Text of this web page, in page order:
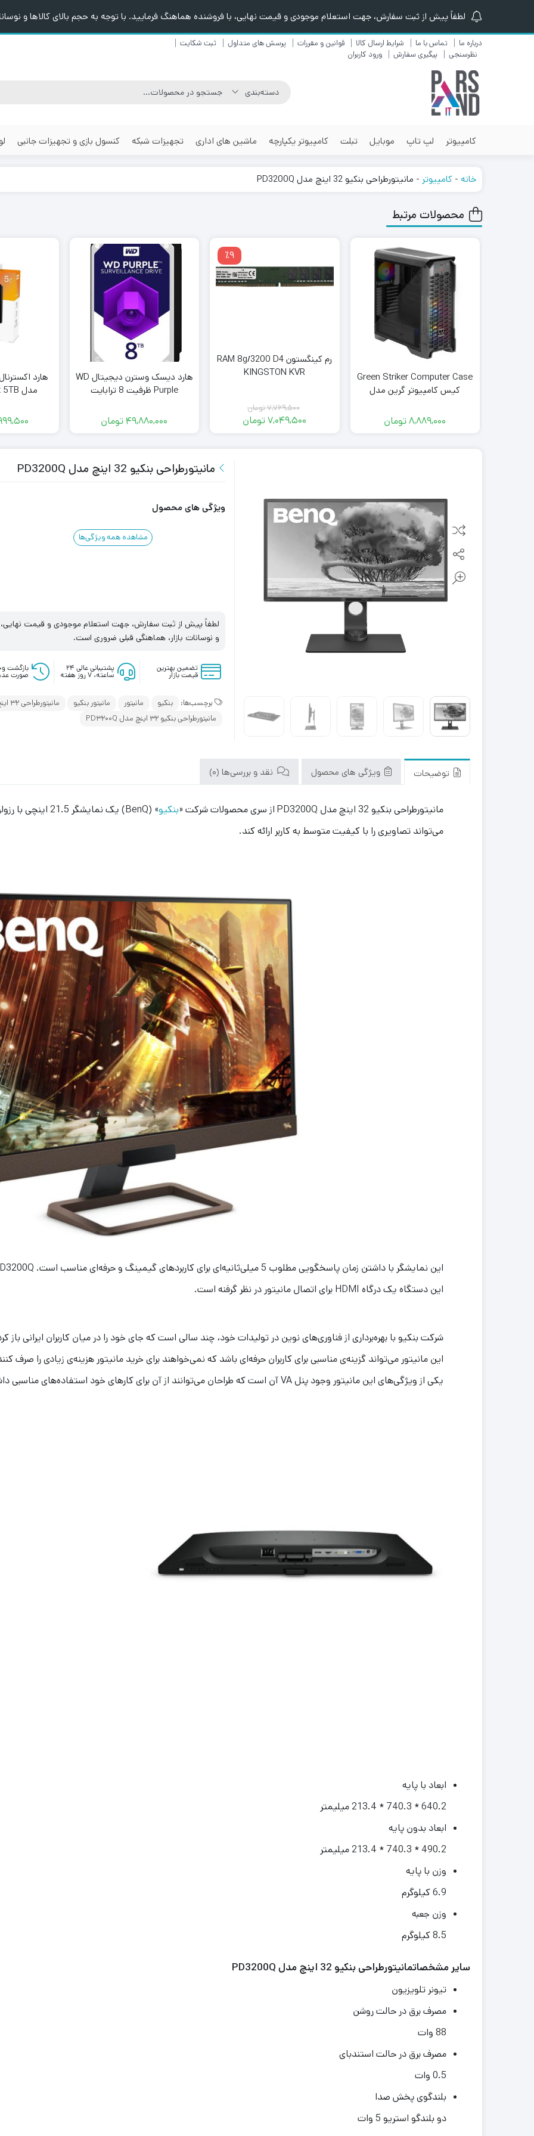
لطفاً پیش از ثبت سفارش، جهت استعلام موجودی و قیمت نهایی، با فروشنده هماهنگ فرمایید. با توجه به حجم بالای کالاها و
درباره ما تماس با ما شرایط ارسال کالا قوانین و مقررات پرسش های متداول
ثبت شکایت
نظرسنجی
پیگیری سفارش ورود کاربران
کامپیوتر لپ تاپ موبایل تبلت کامپیوتر یکپارچه ماشین های اداری تجهیزات شبکه کنسول بازی و تجهیزات جانبی
خانه - کامپیوتر - مانیتورطراحی بنکیو 32 اینچ مدل PD3200Q
محصولات مرتبط
Green Striker Computer Case
کیس کامپیوتر گرین مدل
8,889,000تومان
٪9
رم کینگستون RAM 8g/3200 D4
KINGSTON KVR
7,769,500تومان
7,049,500تومان
هارد دیسک وسترن دیجیتال WD
Purple ظرفیت 8 ترابایت
49,880,000 تومان
هارد
مدل My Passport 5TB
مانیتورطراحی بنکیو 32 اینچ مدل PD3200Q
ویژگی های محصول
مشاهده همه ویژگی‌ها
لطفاً پیش از ثبت سفارش، جهت استعلام موجودی و قیمت نهایی،
و نوسانات بازار، هماهنگی قبلی ضروری است.
تضمین بهترین
قیمت بازار
پشتیبانی عالی ۲۴
ساعته، ۷ روز هفته
بازگشت
صورت
برچسب‌ها: بنکیو مانیتور مانیتور بنکیو مانیتورطراحی 32 اینچ
مانیتورطراحی بنکیو 32 اینچ مدل PD3200Q
توضیحات ویژگی های محصول نقد و بررسی‌ها (0)
مانیتورطراحی بنکیو 32 اینچ مدل PD3200Q از سری محصولات شرکت « بنکیو
می‌تواند تصاویری را با کیفیت متوسط به کاربر ارائه کند.
این دستگاه یک درگاه HDMI برای اتصال مانیتور در نظر گرفنه است.
شرکت بنکیو با بهره‌برداری از فناوری‌های نوین در تولیدات خود، چند سالی است که جای خود را در میان کاربران ایرانی باز
این مانیتور می‌تواند گزینه‌ی مناسبی برای کاربران حرفه‌ای باشد که نمی‌خواهند برای خرید مانیتور هزینه‌ی زیادی را صرف
یکی از ویژگی‌های این مانیتور وجود پنل VA آن است که طراحان می‌توانند از آن برای کارهای خود استفاده‌های مناسبی داشته باشند.
ابعاد با پایه
640.2 * 740.3 * 213.4 میلیمتر
ابعاد بدون پایه
490.2 * 740.3 * 213.4‎ میلیمتر
وزن با پایه
6.9 کیلوگرم
وزن جعبه
8.5 کیلوگرم
سایر مشخصاتمانیتورطراحی بنکیو 32 اینچ مدل PD3200Q
تیونر تلویزیون
مصرف برق در حالت روشن
88 وات
مصرف برق در حالت استندبای
0.5 وات
بلندگوی پخش صدا
دو بلندگو استریو 5 وات